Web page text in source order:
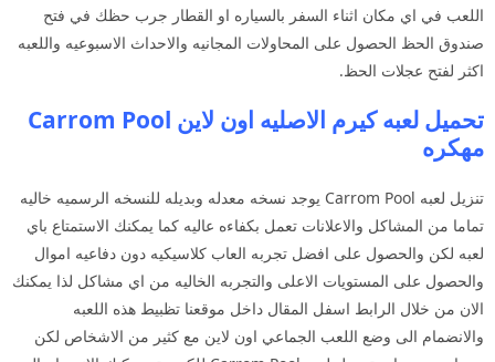
اللعب في اي مكان اثناء السفر بالسياره او القطار جرب حظك في فتح
صندوق الحظ الحصول على المحاولات المجانيه والاحداث الاسبوعيه واللعبه
اكثر لفتح عجلات الحظ.
تحميل لعبه كيرم الاصليه اون لاين Carrom Pool
مهكره
تنزيل لعبه Carrom Pool يوجد نسخه معدله وبديله للنسخه الرسميه خاليه
تماما من المشاكل والاعلانات تعمل بكفاءه عاليه كما يمكنك الاستمتاع باي
لعبه لكن والحصول على افضل تجربه العاب كلاسيكيه دون دفاعيه اموال
والحصول على المستويات الاعلى والتجربه الخاليه من اي مشاكل لذا يمكنك
الان من خلال الرابط اسفل المقال داخل موقعنا تظبيط هذه اللعبه
والانضمام الى وضع اللعب الجماعي اون لاين مع كثير من الاشخاص لكن